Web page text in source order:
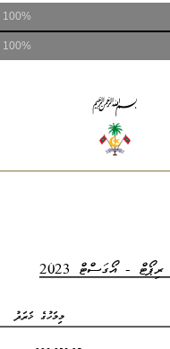
100%
100%